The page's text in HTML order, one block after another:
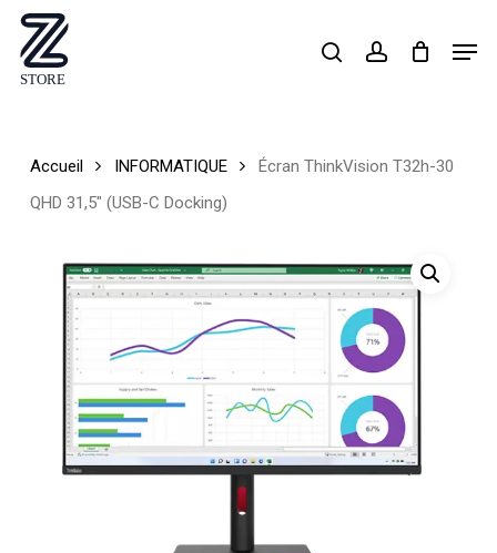
Skip
main
searchaccount
Accueil INFORMATIQUE
Écran ThinkVision T32h-30
QHD 31,5″ (USB-C Docking)